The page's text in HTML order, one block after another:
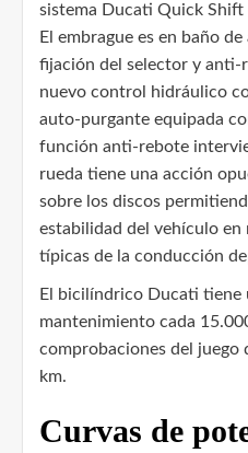
sistema Ducati Quick
El embrague es en baño
fijación del selector y anti-
nuevo control hidráulico
auto-purgante equipada
función anti-rebote
rueda tiene una acción
sobre los discos
estabilidad del vehículo en
típicas de la conducción
El bicilíndrico Ducati tiene
mantenimiento cada
comprobaciones del juego
km.
Curvas de